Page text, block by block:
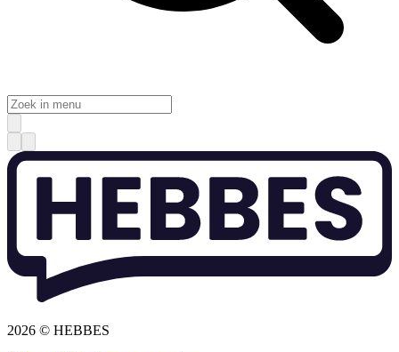
2026 © HEBBES